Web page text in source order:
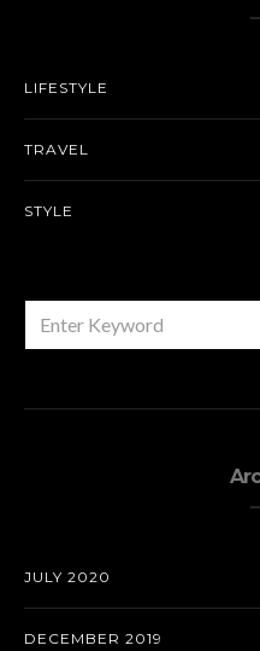
LIFESTYLE
TRAVEL
STYLE
FOR:
JULY 2020
DECEMBER 2019